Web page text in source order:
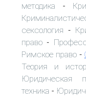
методика -
сексология -
право -
Римское право-
Теория и
Юридическая
техника -